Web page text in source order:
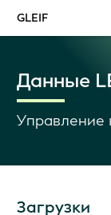
GLEIF
Данные
Управление
Загрузки